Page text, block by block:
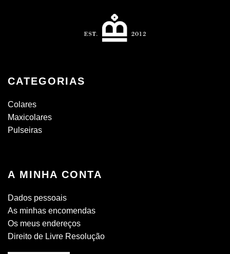
CATEGORIAS
Colares
Maxicolares
Pulseiras
A MINHA CONTA
Dados pessoais
As minhas encomendas
Os meus endereços
Direito de Livre Resolução